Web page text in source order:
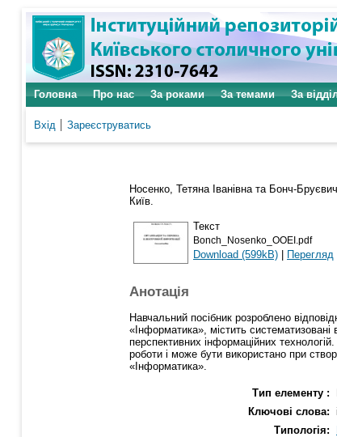
Головна Про нас За роками За темами За
Вхід Зареєструватись
Носенко, Тетяна Іванівна та Бонч-
Київ.
Текст
Bonch_Nosenko_OOEI.pdf
Download (599kB) | Перегляд
Анотація
Навчальний посібник розроблено
«Інформатика», містить
перспективних інформаційних
роботи і може бути використано при
«Інформатика».
Тип елементу :
Ключові слова:
Типологія: